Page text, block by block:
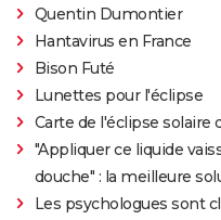
Quentin Dumontier
Hantavirus en France
Bison Futé
Lunettes pour l'éclipse
Carte de l'éclipse solaire
"Appliquer ce liquide
douche" : la meilleure
Les psychologues sont